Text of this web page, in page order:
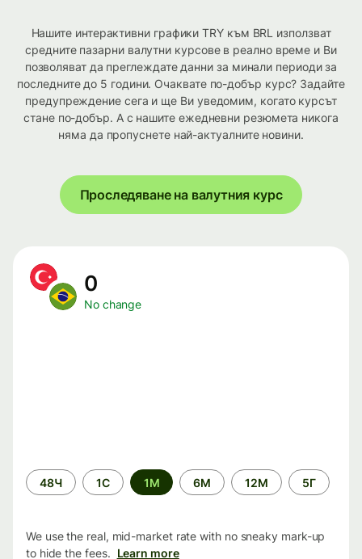
Нашите интерактивни графики TRY към BRL използват
средните пазарни валутни курсове в реално време и Ви
позволяват да преглеждате данни за минали периоди за
последните до 5 години. Очаквате по-добър курс? Задайте
предупреждение сега и ще Ви уведомим, когато курсът
стане по-добър. А с нашите ежедневни резюмета никога
няма да пропуснете най-актуалните новини.
Проследяване на валутния курс
0
No change
Time
period
48Ч 1С 1М 6М 12М 5Г
We use the real, mid-market rate with no sneaky mark-up
to hide the fees. Learn more